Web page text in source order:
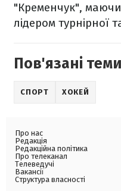
"Кременчук",
лідером турнірної
Пов'язані
СПОРТ ХОКЕЙ
Про нас
Редакція
Редакційна політика
Про телеканал
Телеведучі
Вакансії
Структура власності